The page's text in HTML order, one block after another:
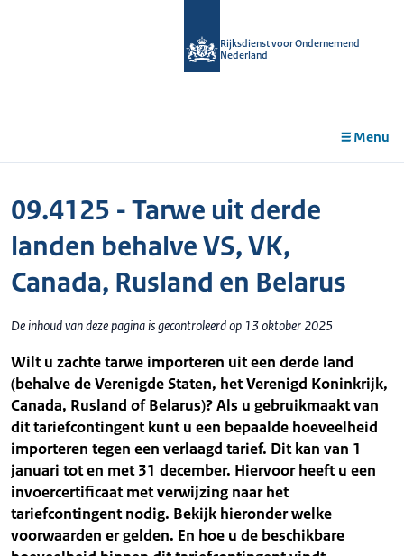
Rijksdienst voor Ondernemend
Nederland
Menu
09.4125 - Tarwe uit derde
landen behalve VS, VK,
Canada, Rusland en Belarus
De inhoud van deze pagina is gecontroleerd op 13 oktober 2025
Wilt u zachte tarwe importeren uit een derde land
(behalve de Verenigde Staten, het Verenigd Koninkrijk,
Canada, Rusland of Belarus)? Als u gebruikmaakt van
dit tariefcontingent kunt u een bepaalde hoeveelheid
importeren tegen een verlaagd tarief. Dit kan van 1
januari tot en met 31 december. Hiervoor heeft u een
invoercertificaat met verwijzing naar het
tariefcontingent nodig. Bekijk hieronder welke
voorwaarden er gelden. En hoe u de beschikbare